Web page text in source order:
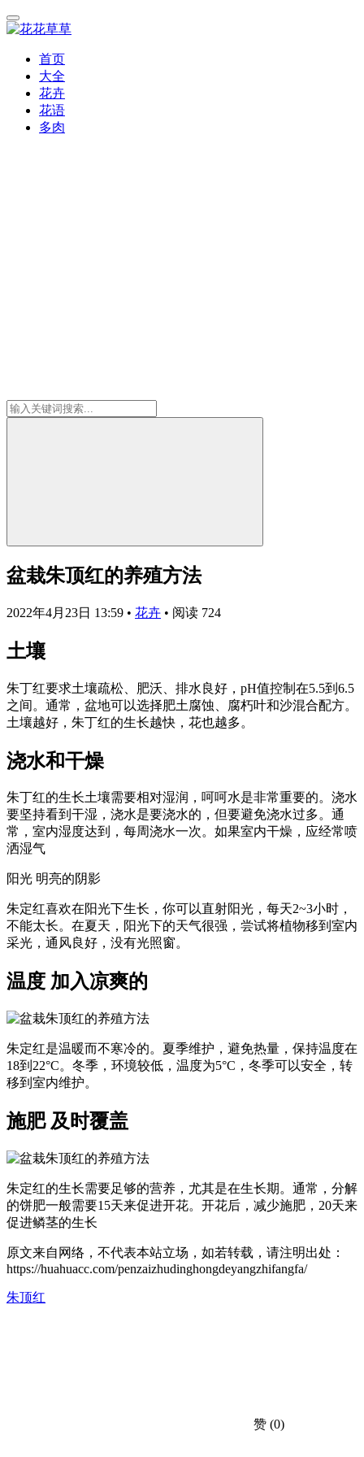
首页
大全
花卉
花语
多肉
盆栽朱顶红的养殖方法
2022年4月23日 13:59 • 花卉 • 阅读 724
土壤
朱丁红要求土壤疏松、肥沃、排水良好，pH值控制在5.5到6.5
之间。通常，盆地可以选择肥土腐蚀、腐朽叶和沙混合配方。
土壤越好，朱丁红的生长越快，花也越多。
浇水和干燥
朱丁红的生长土壤需要相对湿润，呵呵水是非常重要的。浇水
要坚持看到干湿，浇水是要浇水的，但要避免浇水过多。通
常，室内湿度达到，每周浇水一次。如果室内干燥，应经常喷
洒湿气
阳光 明亮的阴影
朱定红喜欢在阳光下生长，你可以直射阳光，每天2~3小时，
不能太长。在夏天，阳光下的天气很强，尝试将植物移到室内
采光，通风良好，没有光照窗。
温度 加入凉爽的
朱定红是温暖而不寒冷的。夏季维护，避免热量，保持温度在
18到22°C。冬季，环境较低，温度为5°C，冬季可以安全，转
移到室内维护。
施肥 及时覆盖
朱定红的生长需要足够的营养，尤其是在生长期。通常，分解
的饼肥一般需要15天来促进开花。开花后，减少施肥，20天来
促进鳞茎的生长
原文来自网络，不代表本站立场，如若转载，请注明出处：
https://huahuacc.com/penzaizhudinghongdeyangzhifangfa/
朱顶红
赞 (0)